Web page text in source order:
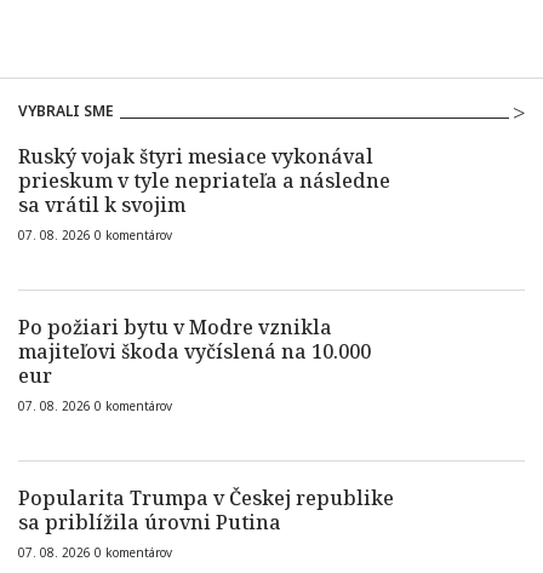
VYBRALI SME
Ruský vojak štyri mesiace vykonával
prieskum v tyle nepriateľa a následne
sa vrátil k svojim
07. 08. 2026 0 komentárov
Po požiari bytu v Modre vznikla
majiteľovi škoda vyčíslená na 10.000
eur
07. 08. 2026 0 komentárov
Popularita Trumpa v Českej republike
sa priblížila úrovni Putina
07. 08. 2026 0 komentárov